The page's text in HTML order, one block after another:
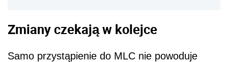
Zmiany czekają w kolejce
Samo przystąpienie do MLC nie powoduje